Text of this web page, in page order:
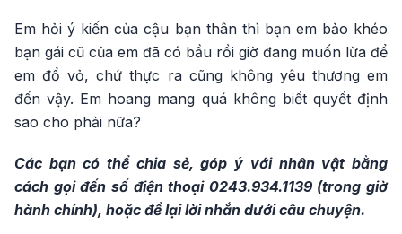
Em hỏi ý kiến của cậu bạn thân thì bạn em bảo khéo
bạn gái cũ của em đã có bầu rồi giờ đang muốn lừa để
em đổ vỏ, chứ thực ra cũng không yêu thương em
đến vậy. Em hoang mang quá không biết quyết định
sao cho phải nữa?
Các bạn có thể chia sẻ, góp ý với nhân vật bằng
cách gọi đến số điện thoại 0243.934.1139 (trong giờ
hành chính), hoặc để lại lời nhắn dưới câu chuyện.